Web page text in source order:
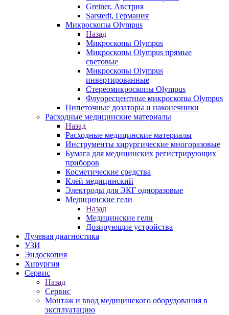
Greiner, Австрия
Sarstedt, Германия
Микроскопы Olympus
Назад
Микроскопы Olympus
Микроскопы Olympus прямые
световые
Микроскопы Olympus
инвертированные
Стереомикроскопы Olympus
Флуоресцентные микроскопы Olympus
Пипеточные дозаторы и наконечники
Расходные медицинские материалы
Назад
Расходные медицинские материалы
Инструменты хирургические многоразовые
Бумага для медицинских регистрирующих
приборов
Косметические средства
Клей медицинский
Электроды для ЭКГ одноразовые
Медицинские гели
Назад
Медицинские гели
Дозирующие устройства
Лучевая диагностика
УЗИ
Эндоскопия
Хирургия
Сервис
Назад
Сервис
Монтаж и ввод медицинского оборудования в
эксплуатацию